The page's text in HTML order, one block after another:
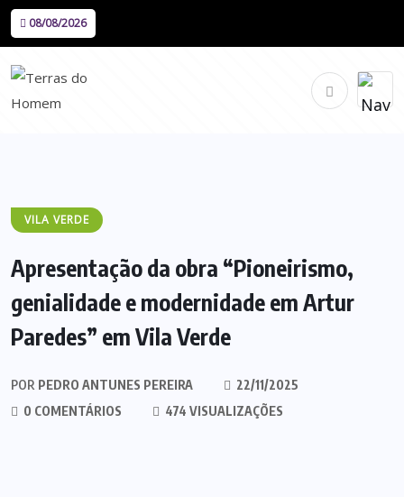
08/08/2026
VILA VERDE
Apresentação da obra “Pioneirismo,
genialidade e modernidade em Artur
Paredes” em Vila Verde
POR PEDRO ANTUNES PEREIRA
22/11/2025
0 COMENTÁRIOS
474 VISUALIZAÇÕES